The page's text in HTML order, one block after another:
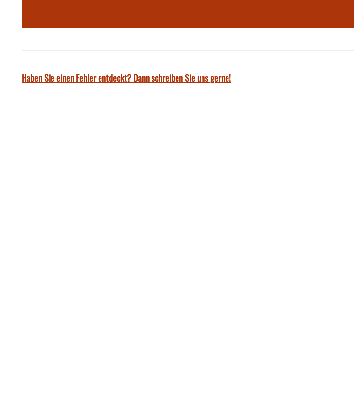
Haben Sie einen Fehler entdeckt? Dann schreiben Sie uns gerne!